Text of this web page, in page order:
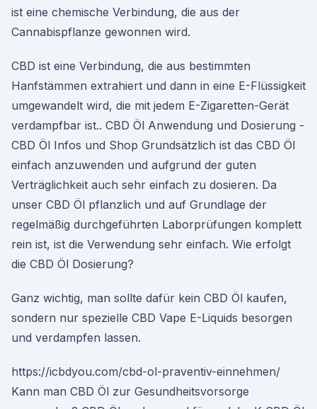
ist eine chemische Verbindung, die aus der
Cannabispflanze gewonnen wird.
CBD ist eine Verbindung, die aus bestimmten
Hanfstämmen extrahiert und dann in eine E-Flüssigkeit
umgewandelt wird, die mit jedem E-Zigaretten-Gerät
verdampfbar ist.. CBD Öl Anwendung und Dosierung -
CBD Öl Infos und Shop Grundsätzlich ist das CBD Öl
einfach anzuwenden und aufgrund der guten
Verträglichkeit auch sehr einfach zu dosieren. Da
unser CBD Öl pflanzlich und auf Grundlage der
regelmäßig durchgeführten Laborprüfungen komplett
rein ist, ist die Verwendung sehr einfach. Wie erfolgt
die CBD Öl Dosierung?
Ganz wichtig, man sollte dafür kein CBD Öl kaufen,
sondern nur spezielle CBD Vape E-Liquids besorgen
und verdampfen lassen.
https://icbdyou.com/cbd-ol-praventiv-einnehmen/
Kann man CBD Öl zur Gesundheitsvorsorge